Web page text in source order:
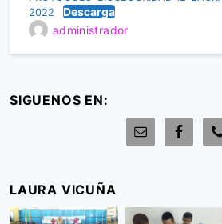
2022
Descarga
administrador
SIGUENOS EN:
LAURA VICUÑA